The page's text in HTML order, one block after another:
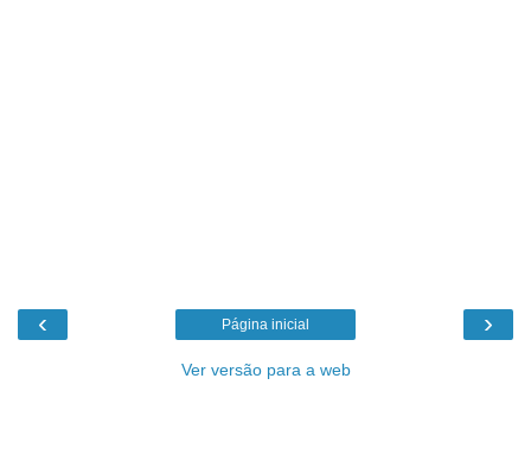
‹ ›
Página inicial
Ver versão para a web